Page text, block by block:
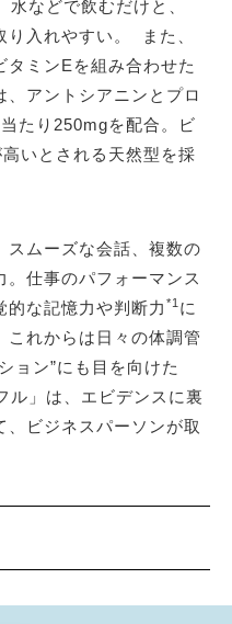
などで飲むだけと、
り入れやすい。 また、
ミンEを組み合わせた
アントシアニンとプロ
たり250mgを配合。ビ
いとされる天然型を採
スムーズな会話、複数の
。仕事のパフォーマンス
的な記憶力や判断力 *1 に
これからは日々の体調管
ョン”にも目を向けた
」は、エビデンスに裏
ビジネスパーソンが取